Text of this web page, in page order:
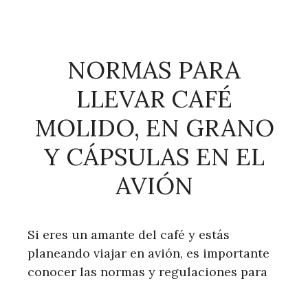
NORMAS PARA
LLEVAR CAFÉ
MOLIDO, EN GRANO
Y CÁPSULAS EN EL
AVIÓN
Si eres un amante del café y estás
planeando viajar en avión, es importante
conocer las normas y regulaciones para